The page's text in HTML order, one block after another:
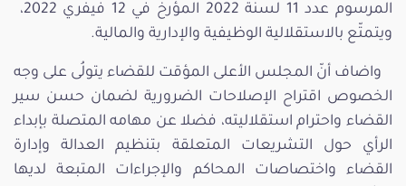
المرسوم عدد 11 لسنة 2022 المؤرخ في 12 فيفري 2022،
ويتمتّع بالاستقلالية الوظيفية والإدارية والمالية.
واضاف أنّ المجلس الأعلى المؤقت للقضاء يتولُى على وجه
الخصوص اقتراح الإصلاحات الضرورية لضمان حسن سير
القضاء واحترام استقلاليته، فضلا عن مهامه المتصلة بإبداء
الرأي حول التشريعات المتعلقة بتنظيم العدالة وإدارة
القضاء واختصاصات المحاكم والإجراءات المتبعة لديها